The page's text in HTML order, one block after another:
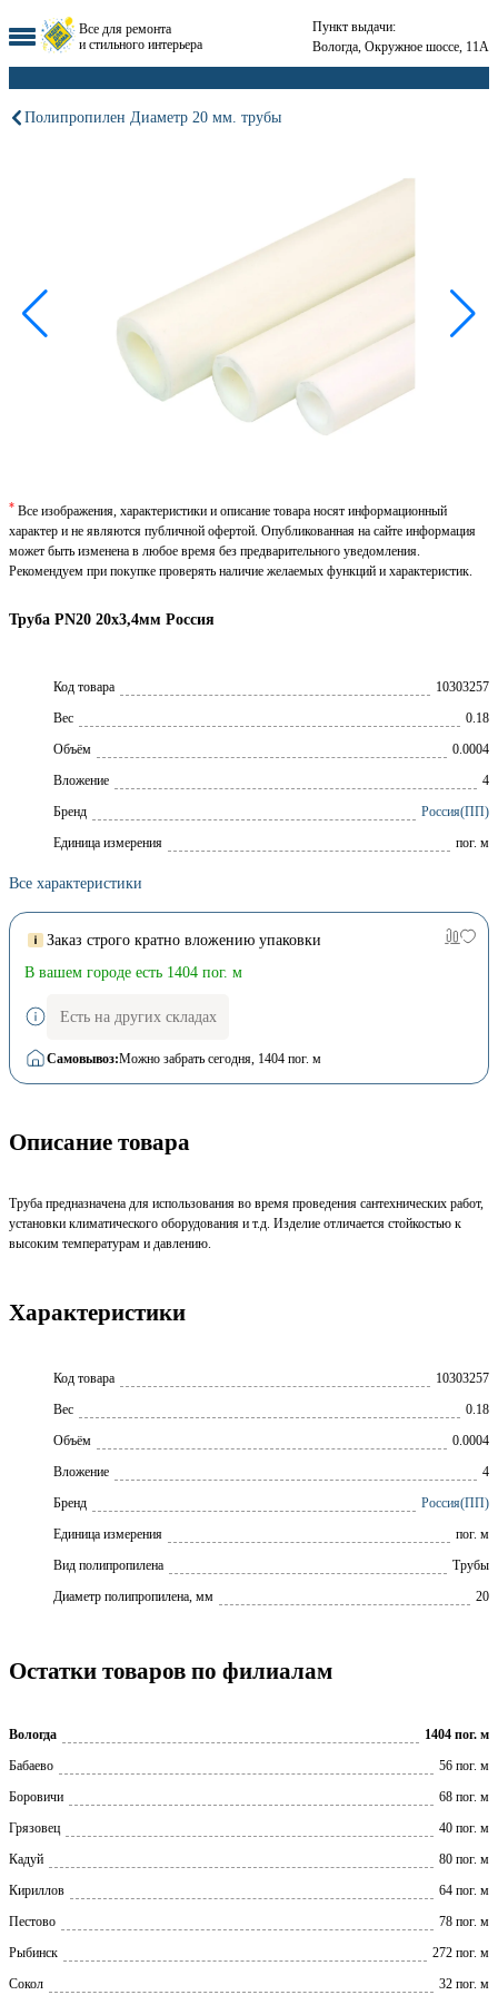
Все для ремонта
и стильного интерьера
Пункт выдачи:
Вологда, Окружное шоссе, 11А
Полипропилен Диаметр 20 мм. трубы
Труба PN20 20x3,4мм Россия
Код товара
10303257
Вес
0.18
Объём
0.0004
Вложение
4
Брeнд
Россия(ПП)
Единица измерения
пог. м
Все характеристики
* Все изображения, характеристики и описание товара носят информационный
характер и не являются публичной офертой. Опубликованная на сайте информация
может быть изменена в любое время без предварительного уведомления.
Рекомендуем при покупке проверять наличие желаемых функций и характеристик.
Заказ строго кратно вложению упаковки
В вашем городе есть 1404 пог. м
Есть на других складах
Самовывоз:Можно забрать сегодня, 1404 пог. м
Описание товара
Труба предназначена для использования во время проведения сантехнических работ,
установки климатического оборудования и т.д. Изделие отличается стойкостью к
высоким температурам и давлению.
Характеристики
Код товара
10303257
Вес
0.18
Объём
0.0004
Вложение
4
Бренд
Россия(ПП)
Единица измерения
пог. м
Вид полипропилена
Трубы
Диаметр полипропилена, мм
20
Остатки товаров по филиалам
Вологда
1404 пог. м
Бабаево
56 пог. м
Боровичи
68 пог. м
Грязовец
40 пог. м
Кадуй
80 пог. м
Кириллов
64 пог. м
Пестово
78 пог. м
Рыбинск
272 пог. м
Сокол
32 пог. м